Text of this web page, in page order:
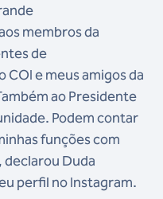
membros da
de
e meus amigos da
ao Presidente
Podem contar
funções com
declarou Duda
perfil no Instagram.